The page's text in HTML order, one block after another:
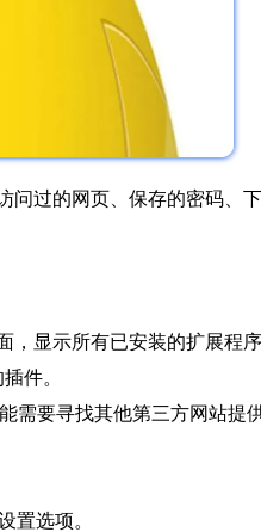
问过的网页、保存的密码、
显示所有已安装的扩展程序
件。
需要寻找其他第三方网站提
置选项。